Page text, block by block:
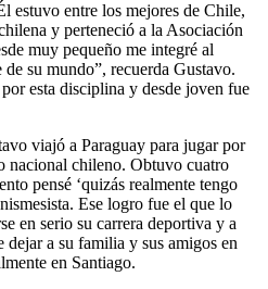
estuvo entre los mejores de Chile,
y perteneció a la Asociación
muy pequeño me integré al
su mundo”, recuerda Gustavo.
esta disciplina y desde joven fue
viajó a Paraguay para jugar por
nacional chileno. Obtuvo cuatro
pensé ‘quizás realmente tengo
Ese logro fue el que lo
en serio su carrera deportiva y a
a su familia y sus amigos en
en Santiago.